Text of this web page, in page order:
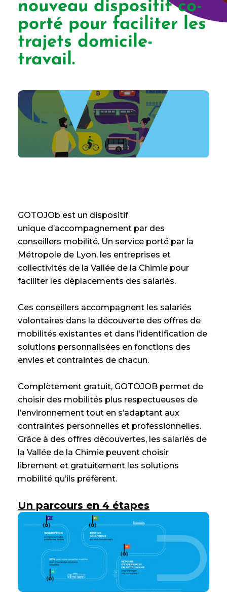
nouveau dispositif co-
porté pour faciliter les
trajets domicile-
travail.
GOTOJOb est un dispositif
unique d’accompagnement par des
conseillers mobilité. Un service porté par la
Métropole de Lyon, les entreprises et
collectivités de la Vallée de la Chimie pour
faciliter les déplacements des salariés.
Ces conseillers accompagnent les salariés
volontaires dans la découverte des offres de
mobilités existantes et dans l’identification de
solutions personnalisées en fonctions des
envies et contraintes de chacun.
Complètement gratuit, GOTOJOB permet de
choisir des mobilités plus respectueuses de
l’environnement tout en s’adaptant aux
contraintes personnelles et professionnelles.
Grâce à des offres découvertes, les salariés de
la Vallée de la Chimie peuvent choisir
librement et gratuitement les solutions
mobilité qu’ils préfèrent.
Un parcours en 4 étapes